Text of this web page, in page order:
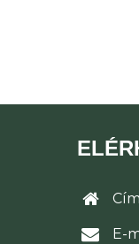
E-